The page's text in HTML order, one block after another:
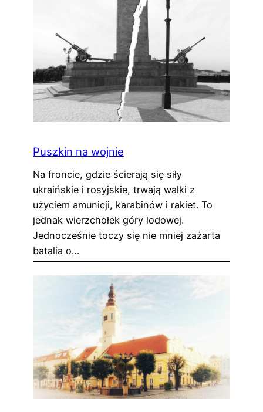
Puszkin na wojnie
Na froncie, gdzie ścierają się siły
ukraińskie i rosyjskie, trwają walki z
użyciem amunicji, karabinów i rakiet. To
jednak wierzchołek góry lodowej.
Jednocześnie toczy się nie mniej zażarta
batalia o…